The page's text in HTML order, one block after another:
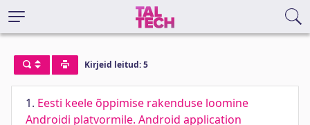
Kirjeid leitud: 5
1. Eesti keele õppimise rakenduse loomine
Androidi platvormile. Android application